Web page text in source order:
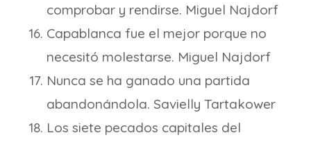
comprobar y rendirse. Miguel Najdorf
Capablanca fue el mejor porque no
necesitó molestarse. Miguel Najdorf
Nunca se ha ganado una partida
abandonándola. Savielly Tartakower
Los siete pecados capitales del